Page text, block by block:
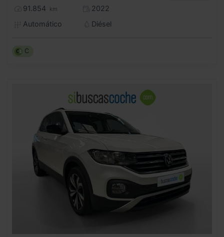
91.854 km
2022
Automático
Diésel
C